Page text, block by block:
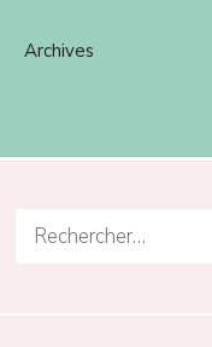
Archives
Rechercher :